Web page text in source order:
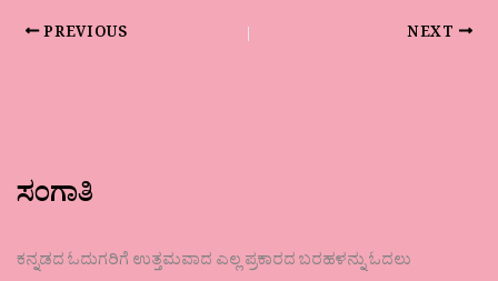
PREVIOUS NEXT
ಸಂಗಾತಿ
ಕನ್ನಡದ ಓದುಗರಿಗೆ ಉತ್ತಮವಾದ ಎಲ್ಲ ಪ್ರಕಾರದ ಬರಹಳನ್ನು ಓದಲು